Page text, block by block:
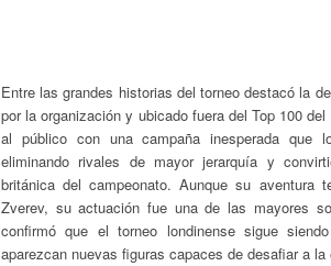
Entre las grandes historias del torneo destacó la
por la organización y ubicado fuera del Top 100
al público con una campaña inesperada que
eliminando rivales de mayor jerarquía y
británica del campeonato. Aunque su aventura
Zverev, su actuación fue una de las mayores
confirmó que el torneo londinense sigue
aparezcan nuevas figuras capaces de desafiar a